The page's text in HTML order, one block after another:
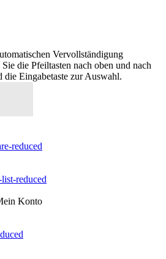
Vervollständigung
die Pfeiltasten nach oben und nach
Eingabetaste zur Auswahl.
Konto